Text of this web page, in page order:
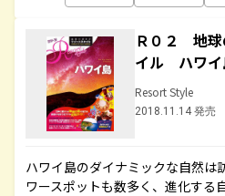
Ｒ０２ 地
イル ハワイ
Resort Style
2018.11.14 発売
ハワイ島のダイナミックな自然は
ワースポットも数多く、進化する